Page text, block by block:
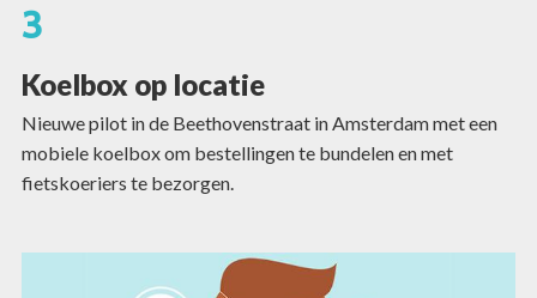
3
Koelbox op locatie
Nieuwe pilot in de Beethovenstraat in Amsterdam met een
mobiele koelbox om bestellingen te bundelen en met
fietskoeriers te bezorgen.